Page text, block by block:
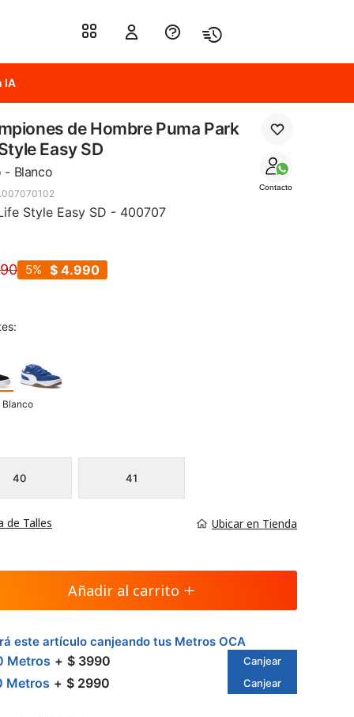
IA
de Hombre Puma Park
Easy SD
- Blanco
Contacto
Style Easy SD - 400707
$ 4.990
5
Blanco
40 41
de Talles Ubicar en Tienda
Añadir al carrito
este artículo canjeando tus Metros OCA
Metros $ 3990 Canjear
Metros $ 2990 Canjear